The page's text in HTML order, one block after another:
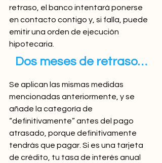
retraso, el banco intentará ponerse
en contacto contigo y, si falla, puede
emitir una orden de ejecución
hipotecaria.
Dos meses de retraso…
Se aplican las mismas medidas
mencionadas anteriormente, y se
añade la categoría de
“definitivamente” antes del pago
atrasado, porque definitivamente
tendrás que pagar. Si es una tarjeta
de crédito, tu tasa de interés anual